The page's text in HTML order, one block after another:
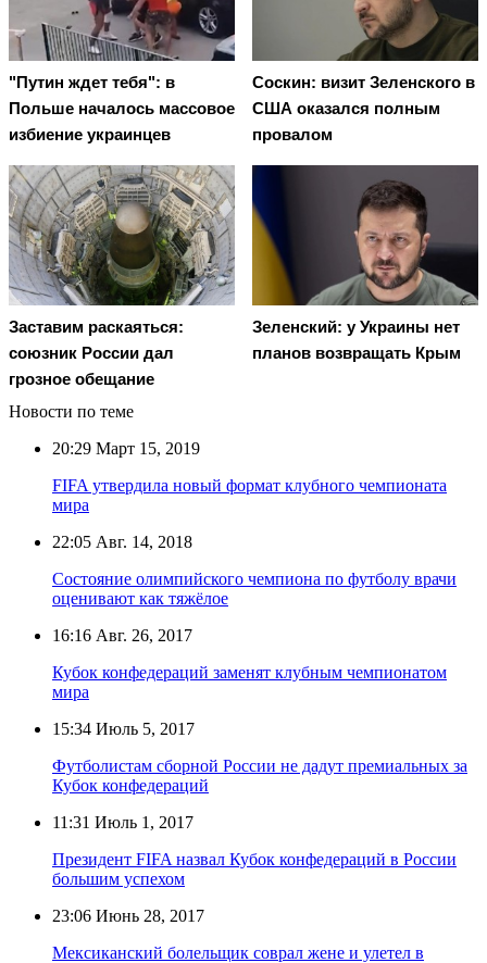
"Путин ждет тебя": в
Польше началось массовое
избиение украинцев
Соскин: визит Зеленского в
США оказался полным
провалом
Заставим раскаяться:
союзник России дал
грозное обещание
Зеленский: у Украины нет
планов возвращать Крым
Новости по теме
20:29 Март 15, 2019
FIFA утвердила новый формат клубного чемпионата
мира
22:05 Авг. 14, 2018
Состояние олимпийского чемпиона по футболу врачи
оценивают как тяжёлое
16:16 Авг. 26, 2017
Кубок конфедераций заменят клубным чемпионатом
мира
15:34 Июль 5, 2017
Футболистам сборной России не дадут премиальных за
Кубок конфедераций
11:31 Июль 1, 2017
Президент FIFA назвал Кубок конфедераций в России
большим успехом
23:06 Июнь 28, 2017
Мексиканский болельщик соврал жене и улетел в